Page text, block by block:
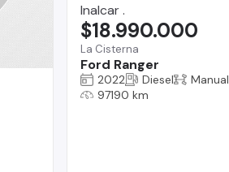
Inalcar .
La Cisterna
Ford Ranger
$18.990.000
2022 Diesel
Manual
97190 km